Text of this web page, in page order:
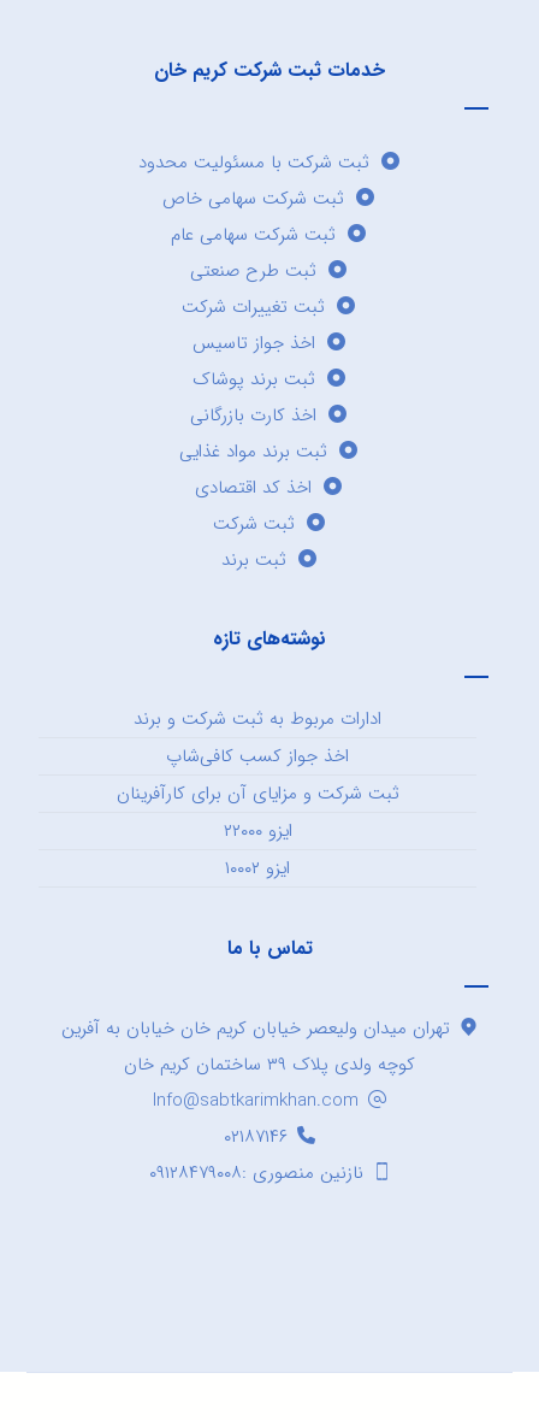
خدمات ثبت شرکت کریم خان
ثبت شرکت با مسئولیت محدود
ثبت شرکت سهامی خاص
ثبت شرکت سهامی عام
ثبت طرح صنعتی
ثبت تغییرات شرکت
اخذ جواز تاسیس
ثبت برند پوشاک
اخذ کارت بازرگانی
ثبت برند مواد غذایی
اخذ کد اقتصادی
ثبت شرکت
ثبت برند
نوشته‌های تازه
ادارات مربوط به ثبت شرکت و برند
اخذ جواز کسب کافی‌شاپ
ثبت شرکت و مزایای آن برای کارآفرینان
ایزو ۲۲۰۰۰
ایزو ۱۰۰۰۲
تماس با ما
تهران میدان ولیعصر خیابان کریم خان خیابان به آفرین
کوچه ولدی پلاک ۳۹ ساختمان کریم خان
Info@sabtkarimkhan.com
۰۲۱۸۷۱۴۶
نازنین منصوری :۰۹۱۲۸۴۷۹۰۰۸